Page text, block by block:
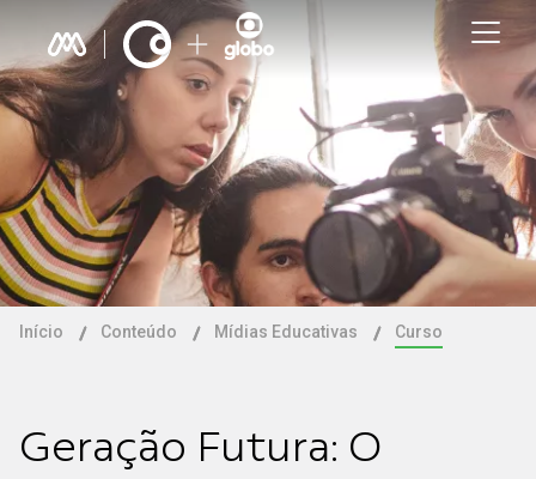
Início Conteúdo Mídias Educativas Curso
Geração Futura: O